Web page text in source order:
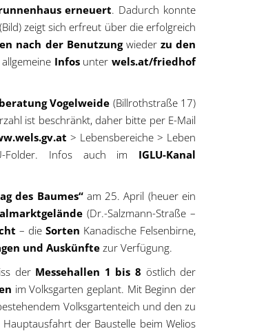
erneuert. Dadurch konnte
(Bild) zeigt sich erfreut über die erfolgreich
nach der Benutzungwieder zu den
Infos unterwels.at/friedhof
Vogelweide (Billrothstraße 17)
ist beschränkt, daher bitte per E-Mail
> Lebensbereiche > Leben
Folder. Infos auch im IGLU-Kanal
des Baumes“ am 25. April (heuer ein
(Dr.-Salzmann-Straße –
– die Sorten Kanadische Felsenbirne,
und Auskünfte zur Verfügung.
der Messehallen 1 bis 8 östlich der
im Volksgarten geplant. Mit Beginn der
Volksgartenteich und den zu
der Baustelle beim Welios